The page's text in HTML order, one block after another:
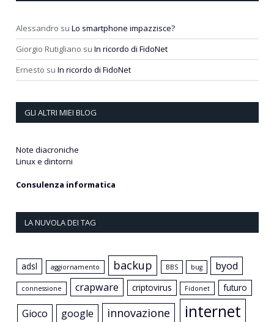
Alessandro su Lo smartphone impazzisce?
Giorgio Rutigliano su In ricordo di FidoNet
Ernesto su In ricordo di FidoNet
GLI ALTRI MIEI BLOG
Note diacroniche
Linux e dintorni
Consulenza informatica
LA NUVOLA DEI TAG
adsl aggiornamento backup BBS bug byod
connessione crapware criptovirus Fidonet futuro
Gioco google innovazione internet